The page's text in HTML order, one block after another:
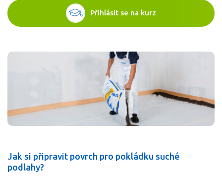
Přihlásit se na kurz
Jak si připravit povrch pro pokládku suché
podlahy?